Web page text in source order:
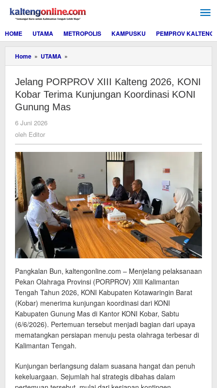
konten
HOME
UTAMA METROPOLIS KAMPUSKU PEMPROV KALTENG
Home » UTAMA »
PORPROV
Kalteng
2026,
KONI
Kobar
KONI
Gunung
Jelang PORPROV XIII Kalteng 2026, KONI
Kobar Terima Kunjungan Koordinasi KONI
Gunung Mas
6 Juni 2026
oleh Editor
Pangkalan Bun, kaltengonline.com – Menjelang pelaksanaan
Pekan Olahraga Provinsi (PORPROV) XIII Kalimantan
Tengah Tahun 2026, KONI Kabupaten Kotawaringin Barat
(Kobar) menerima kunjungan koordinasi dari KONI
Kabupaten Gunung Mas di Kantor KONI Kobar, Sabtu
(6/6/2026). Pertemuan tersebut menjadi bagian dari upaya
mematangkan persiapan menuju pesta olahraga terbesar di
Kalimantan Tengah.
Kunjungan berlangsung dalam suasana hangat dan penuh
kekeluargaan. Sejumlah hal strategis dibahas dalam